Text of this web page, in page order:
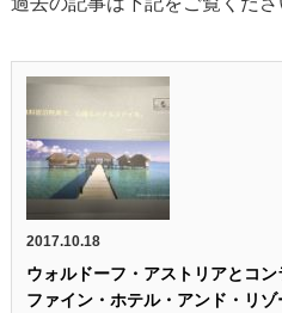
2017.10.18
ウォルドーフ・アストリアとコ
ファイン・ホテル・アンド・リ